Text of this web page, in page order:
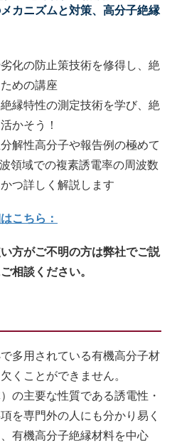
カニズムと対策、高分子絶縁
化の防止策技術を修得し、絶
めの講座
縁特性の測定技術を学び、絶
かそう！
解性高分子や報告例の極めて
領域での複素誘電率の周波数
つ詳しく解説します
こちら：
方がご不明の方は弊社でご説
相談ください。
多用されている有機高分子材
くことができません。
の主要な性質である誘電性・
を専門外の人にも分かり易く
有機高分子絶縁材料を中心